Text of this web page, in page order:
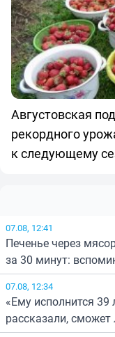
Августовская
рекордного
к следующему
07.08, 12:41
Печенье через
за 30 минут:
07.08, 12:34
«Ему исполнится
рассказали,